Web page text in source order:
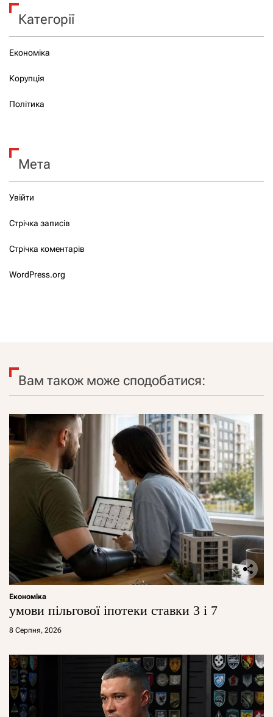
Категорії
Економіка
Корупція
Політика
Мета
Увійти
Стрічка записів
Стрічка коментарів
WordPress.org
Вам також може сподобатися:
Економіка
умови пільгової іпотеки ставки 3 і 7
8 Серпня, 2026